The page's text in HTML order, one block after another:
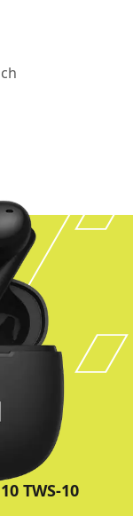
TWS-10